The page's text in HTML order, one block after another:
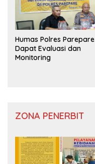
Humas Polres Parepare
Dapat Evaluasi dan
Monitoring
ZONA PENERBIT